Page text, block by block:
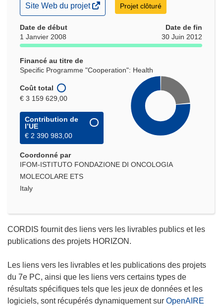
(s’ouvre
dans
nouvelle
fenêtre)
Site Web du projet Projet clôturé
Date de début
1 Janvier 2008
Date de fin
30 Juin 2012
Financé au titre de
Specific Programme "Cooperation": Health
Coût total
€ 3 159 629,00
Contribution de
l’UE
€ 2 390 983,00
Coordonné par
IFOM-ISTITUTO FONDAZIONE DI ONCOLOGIA
MOLECOLARE ETS
Italy
CORDIS fournit des liens vers les livrables publics et les
publications des projets HORIZON.
Les liens vers les livrables et les publications des projets
du 7e PC, ainsi que les liens vers certains types de
résultats spécifiques tels que les jeux de données et les
logiciels, sont récupérés dynamiquement sur OpenAIRE